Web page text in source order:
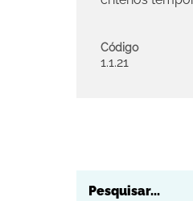
Código
1.1.21